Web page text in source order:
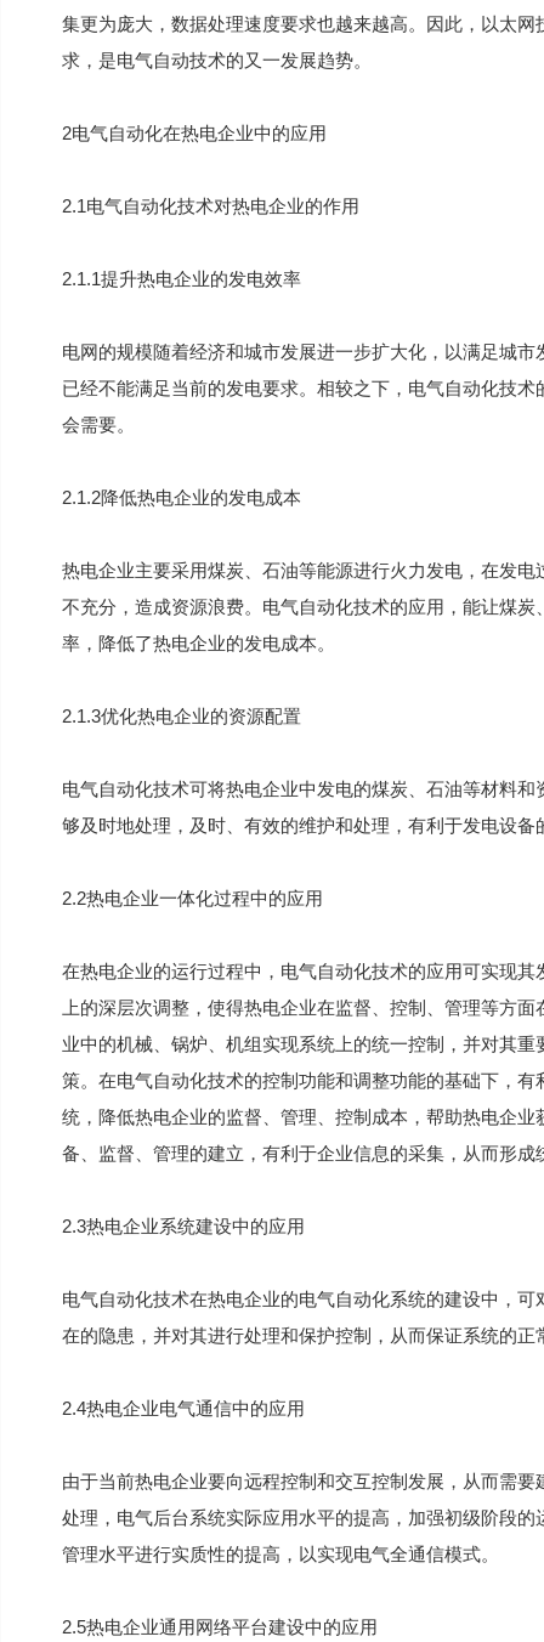
集更为庞大，数据处理速度要求也越来越高。因此，以太
求，是电气自动技术的又一发展趋势。
2电气自动化在热电企业中的应用
2.1电气自动化技术对热电企业的作用
2.1.1提升热电企业的发电效率
电网的规模随着经济和城市发展进一步扩大化，以满足城
已经不能满足当前的发电要求。相较之下，电气自动化技
会需要。
2.1.2降低热电企业的发电成本
热电企业主要采用煤炭、石油等能源进行火力发电，在发
不充分，造成资源浪费。电气自动化技术的应用，能让煤
率，降低了热电企业的发电成本。
2.1.3优化热电企业的资源配置
电气自动化技术可将热电企业中发电的煤炭、石油等材料
够及时地处理，及时、有效的维护和处理，有利于发电设
2.2热电企业一体化过程中的应用
在热电企业的运行过程中，电气自动化技术的应用可实现
上的深层次调整，使得热电企业在监督、控制、管理等方
业中的机械、锅炉、机组实现系统上的统一控制，并对其
策。在电气自动化技术的控制功能和调整功能的基础下，
统，降低热电企业的监督、管理、控制成本，帮助热电企
备、监督、管理的建立，有利于企业信息的采集，从而形
2.3热电企业系统建设中的应用
电气自动化技术在热电企业的电气自动化系统的建设中，
在的隐患，并对其进行处理和保护控制，从而保证系统的正
2.4热电企业电气通信中的应用
由于当前热电企业要向远程控制和交互控制发展，从而需
处理，电气后台系统实际应用水平的提高，加强初级阶段
管理水平进行实质性的提高，以实现电气全通信模式。
2.5热电企业通用网络平台建设中的应用